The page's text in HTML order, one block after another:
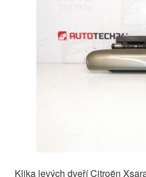
Klika levých dveří Citroën